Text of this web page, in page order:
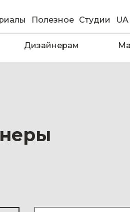
Полезное Студии UA
Дизайнерам